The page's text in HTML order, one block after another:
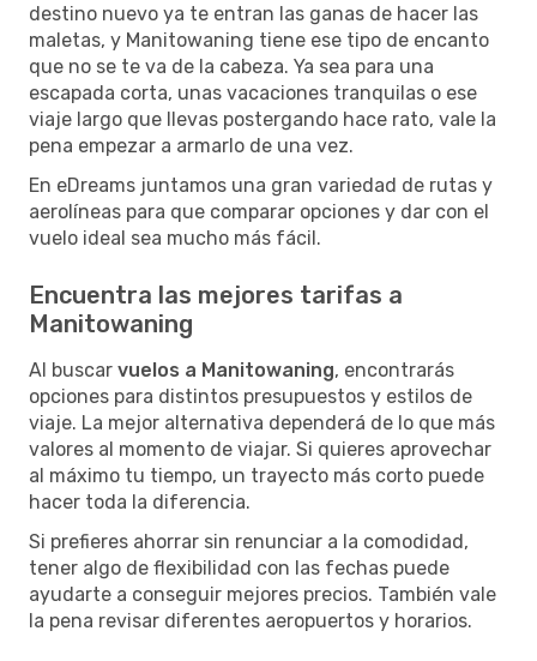
destino nuevo ya te entran las ganas de hacer las
maletas, y Manitowaning tiene ese tipo de encanto
que no se te va de la cabeza. Ya sea para una
escapada corta, unas vacaciones tranquilas o ese
viaje largo que llevas postergando hace rato, vale la
pena empezar a armarlo de una vez.
En eDreams juntamos una gran variedad de rutas y
aerolíneas para que comparar opciones y dar con el
vuelo ideal sea mucho más fácil.
Encuentra las mejores tarifas a
Manitowaning
Al buscar vuelos a Manitowaning, encontrarás
opciones para distintos presupuestos y estilos de
viaje. La mejor alternativa dependerá de lo que más
valores al momento de viajar. Si quieres aprovechar
al máximo tu tiempo, un trayecto más corto puede
hacer toda la diferencia.
Si prefieres ahorrar sin renunciar a la comodidad,
tener algo de flexibilidad con las fechas puede
ayudarte a conseguir mejores precios. También vale
la pena revisar diferentes aeropuertos y horarios.